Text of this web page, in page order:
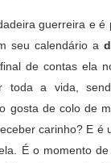
guerreira e é
seu calendário a
de contas ela
toda a vida,
gosta de colo de
carinho? E é
É o momento